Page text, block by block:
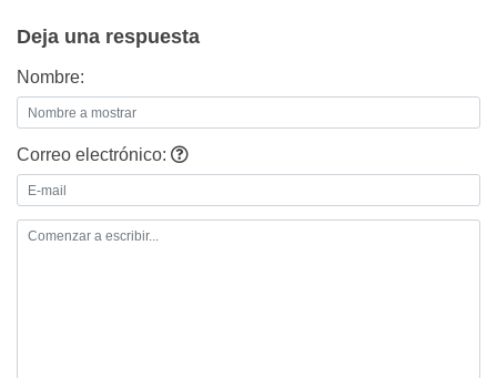
Deja una respuesta
Nombre:
Correo electrónico: